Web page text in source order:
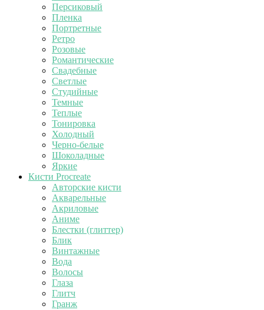
Персиковый
Пленка
Портретные
Ретро
Розовые
Романтические
Свадебные
Светлые
Студийные
Темные
Теплые
Тонировка
Холодный
Черно-белые
Шоколадные
Яркие
Кисти Procreate
Авторские кисти
Акварельные
Акриловые
Аниме
Блестки (глиттер)
Блик
Винтажные
Вода
Волосы
Глаза
Глитч
Гранж